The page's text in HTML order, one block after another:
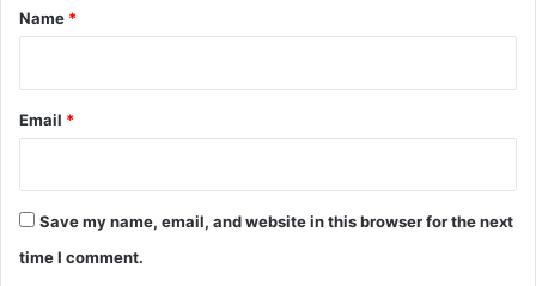
*
Name *
Email *
Save my name, email, and website in this browser for the next
time I comment.